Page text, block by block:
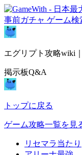
事前ガチャ ゲーム検
エグリプト攻略wiki
掲示板Q&A
トップに戻る
ゲーム攻略一覧を見
リセマラ当たり